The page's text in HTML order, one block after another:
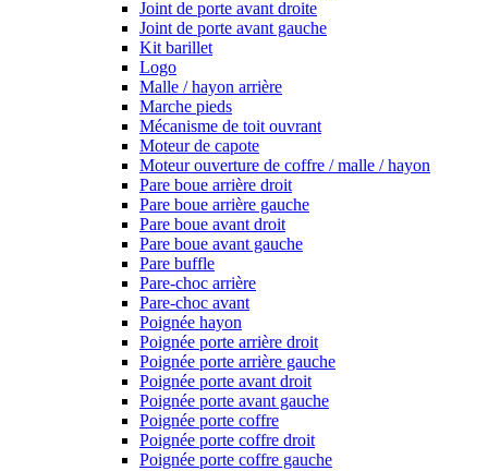
Joint de porte avant droite
Joint de porte avant gauche
Kit barillet
Logo
Malle / hayon arrière
Marche pieds
Mécanisme de toit ouvrant
Moteur de capote
Moteur ouverture de coffre / malle / hayon
Pare boue arrière droit
Pare boue arrière gauche
Pare boue avant droit
Pare boue avant gauche
Pare buffle
Pare-choc arrière
Pare-choc avant
Poignée hayon
Poignée porte arrière droit
Poignée porte arrière gauche
Poignée porte avant droit
Poignée porte avant gauche
Poignée porte coffre
Poignée porte coffre droit
Poignée porte coffre gauche